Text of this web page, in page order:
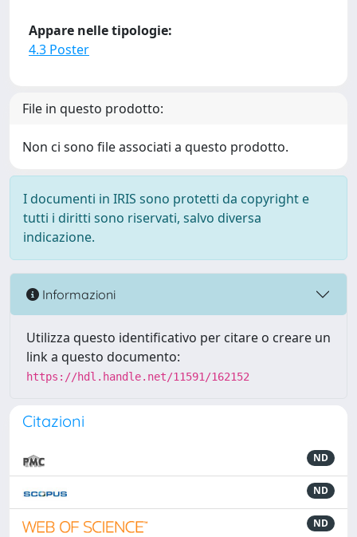
Appare nelle tipologie:
4.3 Poster
File in questo prodotto:
Non ci sono file associati a questo prodotto.
I documenti in IRIS sono protetti da copyright e
tutti i diritti sono riservati, salvo diversa
indicazione.
Informazioni
Utilizza questo identificativo per citare o creare un
link a questo documento:
https://hdl.handle.net/11591/162152
Citazioni
ND
ND
ND